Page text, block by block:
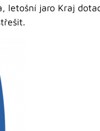
letošní jaro Kraj